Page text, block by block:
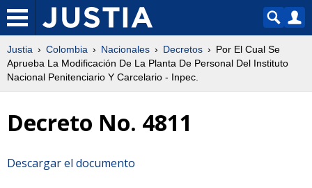
Justia Colombia Nacionales Decretos
Por El Cual Se
Aprueba La Modificación De La Planta De Personal Del Instituto
Nacional Penitenciario Y Carcelario - Inpec.
Decreto No. 4811
Descargar el documento